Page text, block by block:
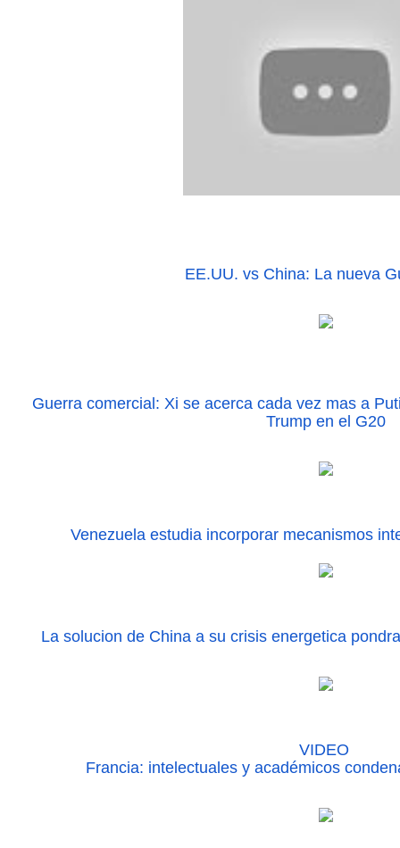
EE.UU. vs China: La nueva
Guerra comercial: Xi se acerca cada vez mas a
Trump en el G20
Venezuela estudia incorporar mecanismos
La solucion de China a su crisis energetica
VIDEO
Francia: intelectuales y académicos